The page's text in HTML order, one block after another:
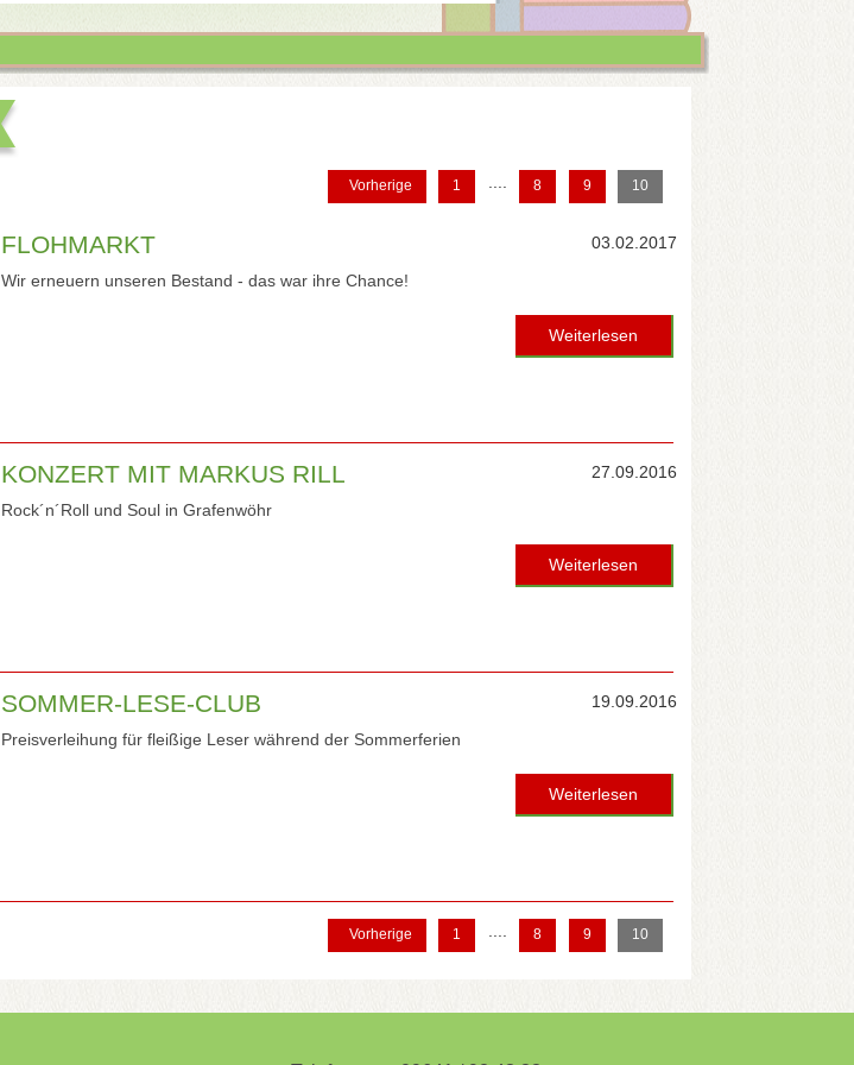
Vorherige 1 8 9 10
FLOHMARKT 03.02.2017
Wir erneuern unseren Bestand - das war ihre Chance!
Weiterlesen
KONZERT MIT MARKUS RILL 27.09.2016
Rock´n´Roll und Soul in Grafenwöhr
Weiterlesen
SOMMER-LESE-CLUB 19.09.2016
Preisverleihung für fleißige Leser während der Sommerferien
Weiterlesen
Vorherige 1 8 9 10